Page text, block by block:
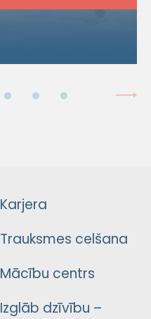
Karjera
Trauksmes celšana
Mācību centrs
Izglāb dzīvību –